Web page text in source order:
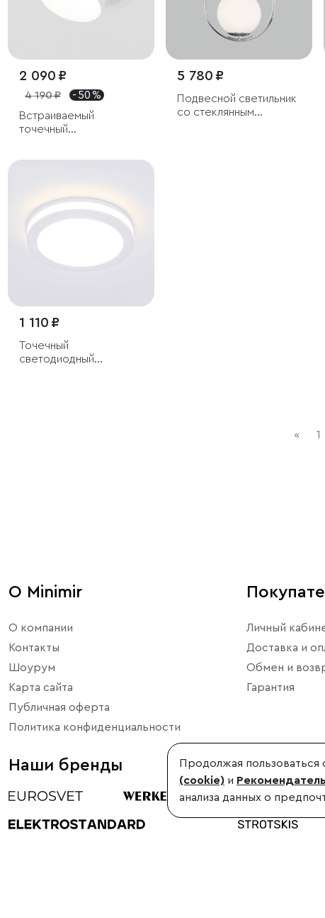
2 090 ₽
4 190 ₽
- 50 %
Встраиваемый
точечный
5 780 ₽
Подвесной светильник
со стеклянным
1 110 ₽
Точечный
светодиодный
« 1
О Minimir
О компании
Контакты
Шоурум
Карта сайта
Публичная оферта
Политика конфиденциальности
Личный
Доставка и
Обмен и
Гарантия
Наши бренды Продолжая
(cookie) и
анализа данных о